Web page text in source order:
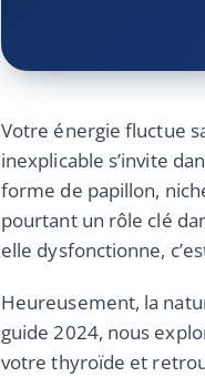
Votre énergie fluctue
inexplicable s’invite
forme de papillon,
pourtant un rôle clé
elle dysfonctionne,
Heureusement, la
guide 2024, nous
votre thyroïde et